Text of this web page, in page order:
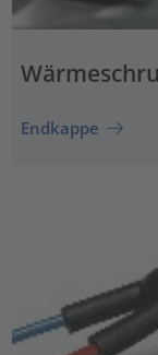
Endkappe